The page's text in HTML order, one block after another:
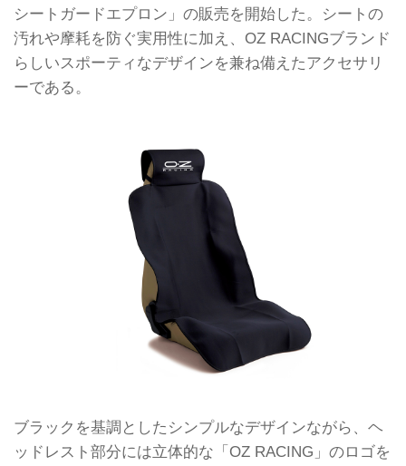
シートガードエプロン」の販売を開始した。シートの
汚れや摩耗を防ぐ実用性に加え、OZ RACINGブランド
らしいスポーティなデザインを兼ね備えたアクセサリ
ーである。
ブラックを基調としたシンプルなデザインながら、ヘ
ッドレスト部分には立体的な「OZ RACING」のロゴを